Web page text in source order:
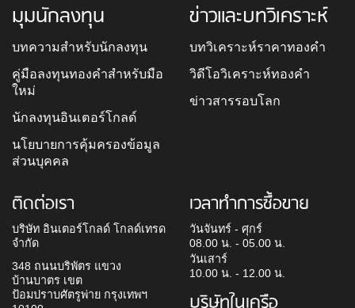
มุมนักลงทุน
บทความสำหรับนักลงทุน
คู่มือลงทุนทองคำสำหรับมือ
ใหม่
นักลงทุนอินเตอร์โกลด์
นโยบายการคุ้มครองข้อมูล
ส่วนบุคคล
ข่าวและบทวิเคราะห์
บทวิเคราะห์ราคาทองคำ
วิดีโอวิเคราะห์ทองคำ
ข่าวสารรอบโลก
ติดต่อเรา
บริษัท อินเตอร์โกลด์ โกลด์เทรด
จำกัด
348 ถนนบริพัตร แขวง
บ้านบาตร เขต
ป้อมปราบศัตรูพ่าย กรุงเทพฯ
เวลาทำการซื้อขาย
วันจันทร์ - ศุกร์
08.00 น. - 05.00 น.
วันเสาร์
10.00 น. - 12.00 น.